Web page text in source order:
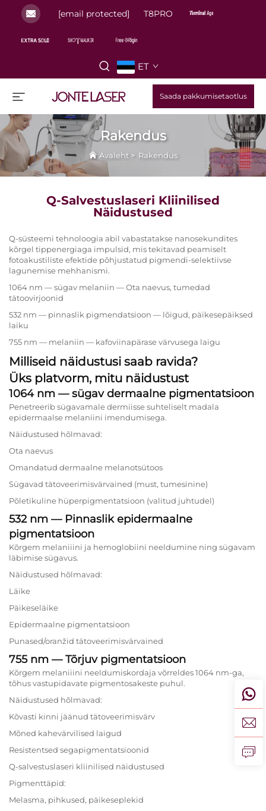
[email protected] T8PRO
ET
Saada pakkumisetaotlus
Rakendus
Avaleht > Rakendus
Q-Salvestuslaseri Kliinilised
Näidustused
Q-süsteemi tehnoloogia abil vabastatakse nanosekundites
kõrgel tippenergiaga impulsid, mis tekitavad peamiselt
fotoakustiliste efektide põhjustatud pigmendi-selektiivse
lagunemise mehhanismi.
1064 nm — sügav melaniin — Ota naevus, tumedad
tätoovirjoonid
532 nm — pinnaslik pigmendatsioon — lõigud, päikesepäiksed
laiku
755 nm — melaniin — kafoviinapärase värvusega laigu
Milliseid näidustusi saab ravida?
Üks platvorm, mitu näidustust
1064 nm — sügav dermaalne pigmentatsioon
Penetreerib sügavamale dermiisse suhteliselt madala
epidermaalse melaniini imendumisega.
Näidustused hõlmavad:
Ota naevus
Omandatud dermaalne melanotsütoos
Sügavad tätoveerimisvärvained (must, tumesinine)
Põletikuline hüperpigmentatsioon (valitud juhtudel)
532 nm — Pinnaslik epidermaalne
pigmentatsioon
Kõrgem melaniiini ja hemoglobiini neeldumine ning sügavam
läbimise sügavus.
Näidustused hõlmavad:
Läike
Päikeseläike
Epidermaalne pigmentatsioon
Punased/oranžid tätoveerimisvärvained
755 nm — Tõrjuv pigmentatsioon
Kõrgem melaniiini neeldumiskordaja võrreldes 1064 nm-ga,
tõhus vastupidavate pigmentosakeste puhul.
Näidustused hõlmavad:
Kõvasti kinni jäänud tätoveerimisvärv
Mõned kahevärvilised laigud
Resistentsed segapigmentatsioonid
Q-salvestuslaseri kliinilised näidustused
Pigmenttäpid:
Melasma, pihkused, päikeseplekid